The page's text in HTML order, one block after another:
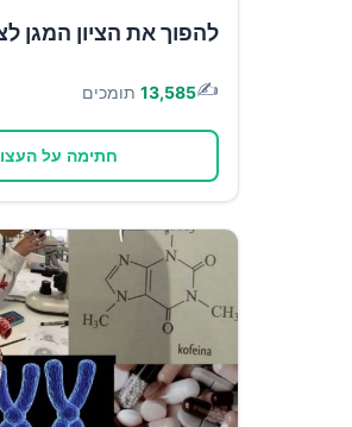
להפוך את הציון המגן
✍️
13,585 תומכים
חתימה על